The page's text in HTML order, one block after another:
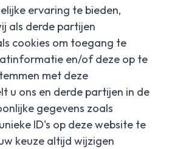
ervaring te bieden,
als derde partijen
cookies om toegang te
en/of deze op te
met deze
u ons en derde partijen in de
gegevens zoals
ID's op deze website te
keuze altijd wijzigen
Contact
Hulstedorp 18
8531 Hulste
vastgoed.be
56 96 08 00
media